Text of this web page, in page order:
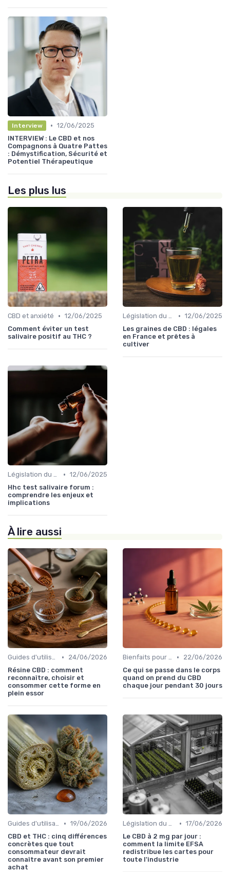
Interview • 12/06/2025
INTERVIEW : Le CBD et nos
Compagnons à Quatre Pattes
: Démystification, Sécurité et
Potentiel Thérapeutique
Les plus lus
CBD et anxiété • 12/06/2025
Comment éviter un test
salivaire positif au THC ?
Législation du CBD • 12/06/2025
Les graines de CBD : légales
en France et prêtes à
cultiver
Législation du CBD • 12/06/2025
Hhc test salivaire forum :
comprendre les enjeux et
implications
À lire aussi
Guides d'utilisation •
24/06/2026
Résine CBD : comment
reconnaître, choisir et
consommer cette forme en
plein essor
Bienfaits pour la santé •
22/06/2026
Ce qui se passe dans le corps
quand on prend du CBD
chaque jour pendant 30 jours
Guides d'utilisation • 19/06/2026
CBD et THC : cinq différences
concrètes que tout
consommateur devrait
connaître avant son premier
achat
Législation du CBD • 17/06/2026
Le CBD à 2 mg par jour :
comment la limite EFSA
redistribue les cartes pour
toute l'industrie